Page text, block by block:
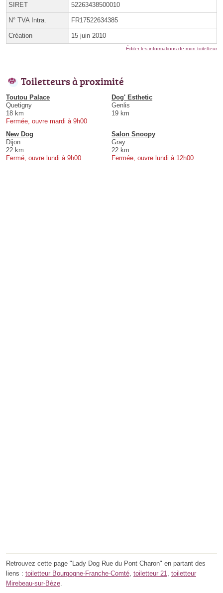
SIRET 52263438500010
N° TVA Intra. FR17522634385
Création 15 juin 2010
Éditer les informations de mon toiletteur
Toiletteurs à proximité
Toutou Palace
Quetigny
18 km
Fermée, ouvre mardi à 9h00
Dog' Esthetic
Genlis
19 km
New Dog
Dijon
22 km
Fermé, ouvre lundi à 9h00
Salon Snoopy
Gray
22 km
Fermée, ouvre lundi à 12h00
Retrouvez cette page "Lady Dog Rue du Pont Charon" en partant des
liens : toiletteur Bourgogne-Franche-Comté toiletteur 21
toiletteur
Mirebeau-sur-Bèze